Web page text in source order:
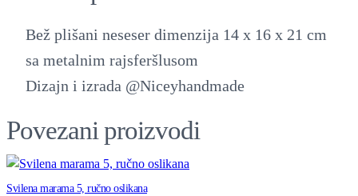
Bež plišani neseser dimenzija 14 x 16 x 21 cm
sa metalnim rajsferšlusom
Dizajn i izrada @Niceyhandmade
Povezani proizvodi
Svilena marama 5, ručno oslikana